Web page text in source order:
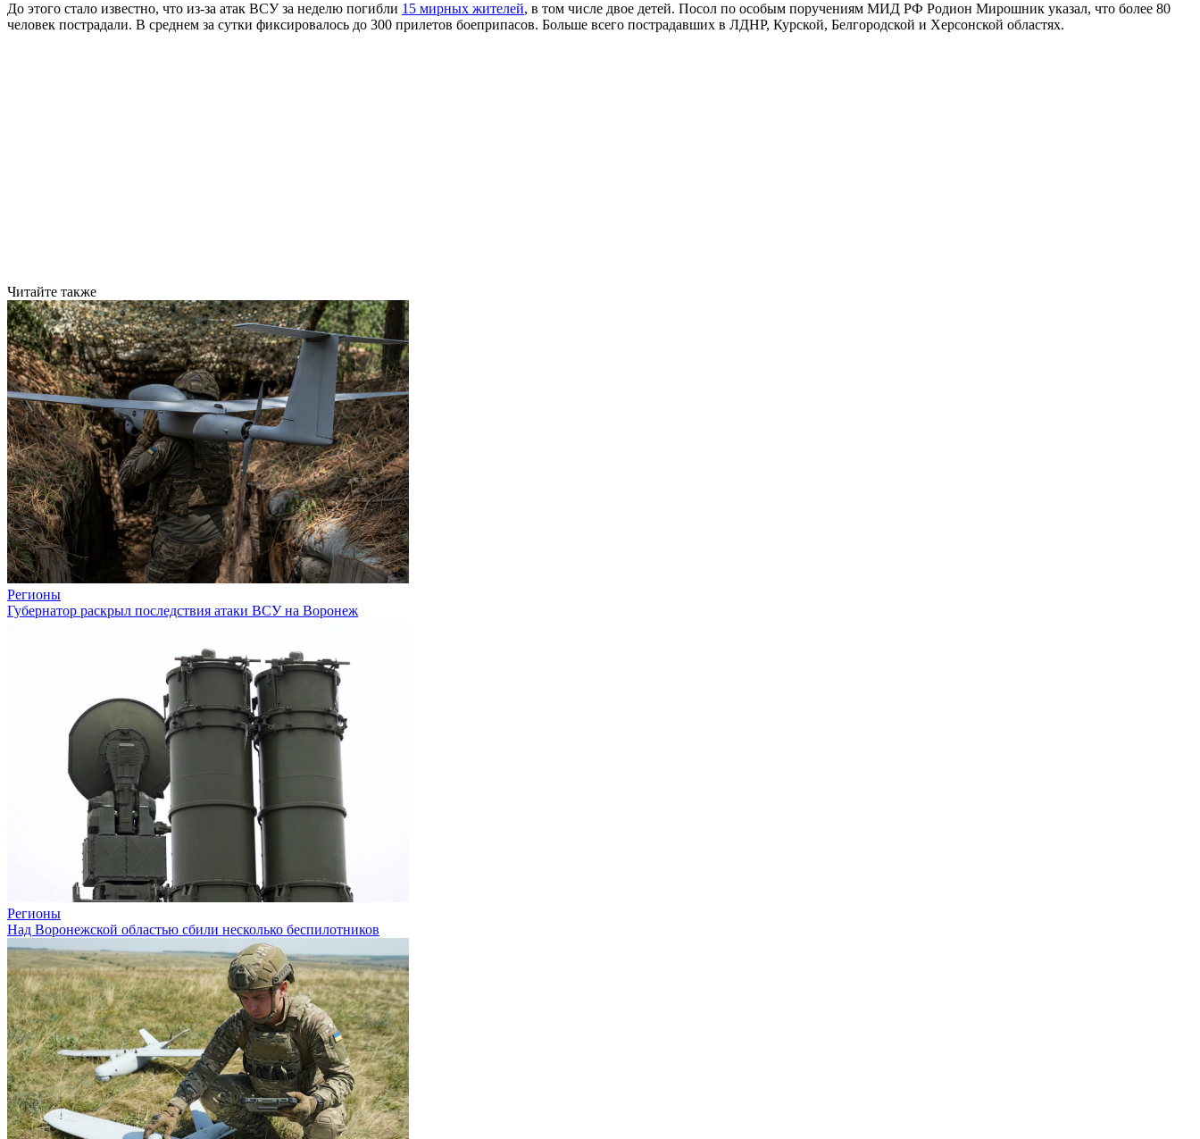
До этого стало известно, что из-за атак ВСУ за неделю погибли 15 мирных жителей, в том числе двое детей. Посол по особым поручениям МИД РФ Родион Мирошник указал, что более 80
человек пострадали. В среднем за сутки фиксировалось до 300 прилетов боеприпасов. Больше всего пострадавших в ЛДНР, Курской, Белгородской и Херсонской областях.
Читайте также
Регионы
Губернатор раскрыл последствия атаки ВСУ на Воронеж
Регионы
Над Воронежской областью сбили несколько беспилотников